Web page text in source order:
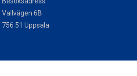
Vallvägen 6B
756 51 Uppsala